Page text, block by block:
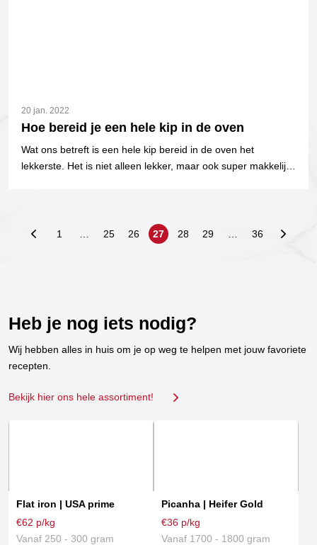
20 jan. 2022
Hoe bereid je een hele kip in de oven
Wat ons betreft is een hele kip bereid in de oven het
lekkerste. Het is niet alleen lekker, maar ook super makkelijk
1 … 25 26 27 28 29 … 36
Heb je nog iets nodig?
Wij hebben alles in huis om je op weg te helpen met jouw favoriete
recepten.
Bekijk hier ons hele assortiment!
Flat iron | USA prime
€62 p/kg
Vanaf 250 - 300 gram
variaties.
Deze
optie
Picanha | Heifer Gold
€36 p/kg
Vanaf 1700 - 1800 gram
variaties.
Deze
optie